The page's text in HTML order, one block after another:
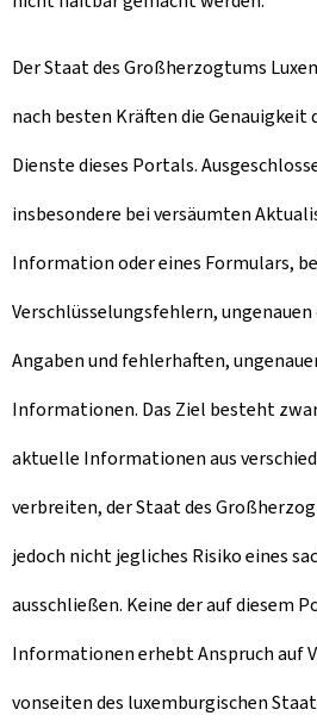
Der Staat des Großherzogtums
nach besten Kräften die
Dienste dieses Portals.
insbesondere bei versäumten
Information oder eines Formulars,
Verschlüsselungsfehlern,
Angaben und fehlerhaften,
Informationen. Das Ziel besteht
aktuelle Informationen aus
verbreiten, der Staat des
jedoch nicht jegliches Risiko eines
ausschließen. Keine der auf diesem
Informationen erhebt Anspruch auf
vonseiten des luxemburgischen